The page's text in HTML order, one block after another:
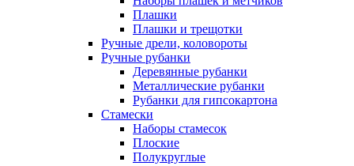
Плашки
Плашки и трещотки
Ручные дрели, коловороты
Ручные рубанки
Деревянные рубанки
Металлические рубанки
Рубанки для гипсокартона
Стамески
Наборы стамесок
Плоские
Полукруглые